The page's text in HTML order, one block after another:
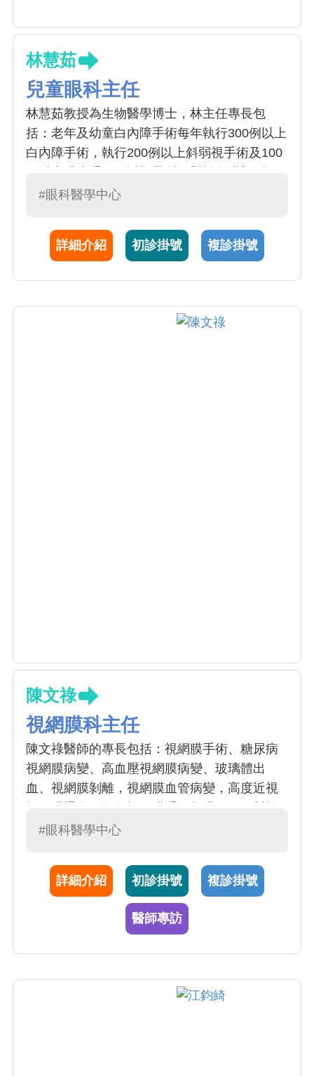
林慧茹
兒童眼科主任
林慧茹教授為生物醫學博士，林主任專長包
括：老年及幼童白內障手術每年執行300例以上
白內障手術，執行200例以上斜弱視手術及100
術、軟式離焦鏡片及各式控制近視方式，斜弱
塑型術有研究的醫師之一。對於弱視治療及早
產兒視網膜病變，更也累積 20 年的經驗。林醫
試驗，並發表國際論文。
#眼科醫學中心
詳細介紹 初診掛號 複診掛號
陳文祿
視網膜科主任
陳文祿醫師的專長包括：視網膜手術、糖尿病
視網膜病變、高血壓視網膜病變、玻璃體出
血、視網膜剝離，視網膜血管病變，高度近視
視網膜病變的治療累積有 20 年的經驗。不間斷
#眼科醫學中心
詳細介紹 初診掛號 複診掛號
醫師專訪